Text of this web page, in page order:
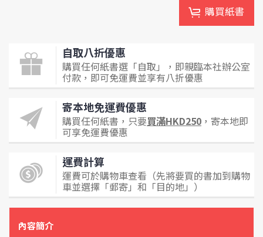
購買紙書
自取八折優惠
購買任何紙書選「自取」，即親臨本社辦公室
付款，即可免運費並享有八折優惠
寄本地免運費優惠
購買任何紙書，只要買滿HKD250 ，寄本地即
可享免運費優惠
運費計算
運費可於購物車查看（先將要買的書加到購物
車並選擇「郵寄」和「目的地」）
內容簡介